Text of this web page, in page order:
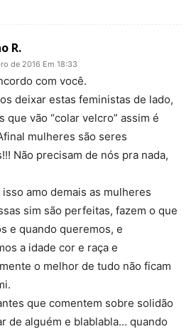
R.
de 2016 Em 18:33
com você.
deixar estas feministas de lado,
que vão “colar velcro” assim é
mulheres são seres
Não precisam de nós pra nada,
isso amo demais as mulheres
sim são perfeitas, fazem o que
e quando queremos, e
a idade cor e raça e
o melhor de tudo não ficam
que comentem sobre solidão
de alguém e blablabla… quando